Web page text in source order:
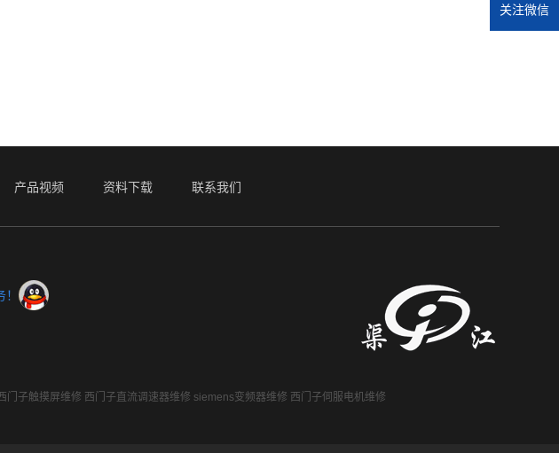
产品视频 资料下载 联系我们
！
门子触摸屏维修 西门子直流调速器维修 siemens变频器维修 西门子伺服电机维修
关注微信